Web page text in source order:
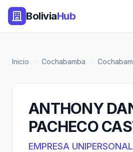
BoliviaHub
Inicio Cochabamba
ANTHONY
PACHECO
EMPRESA UNIPERSONAL